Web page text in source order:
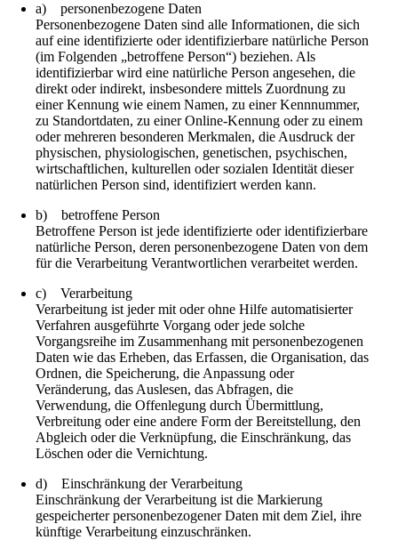
a) personenbezogene Daten
Personenbezogene Daten sind alle Informationen, die sich
auf eine identifizierte oder identifizierbare natürliche Person
(im Folgenden „betroffene Person“) beziehen. Als
identifizierbar wird eine natürliche Person angesehen, die
direkt oder indirekt, insbesondere mittels Zuordnung zu
einer Kennung wie einem Namen, zu einer Kennnummer,
zu Standortdaten, zu einer Online-Kennung oder zu einem
oder mehreren besonderen Merkmalen, die Ausdruck der
physischen, physiologischen, genetischen, psychischen,
wirtschaftlichen, kulturellen oder sozialen Identität dieser
natürlichen Person sind, identifiziert werden kann.
b) betroffene Person
Betroffene Person ist jede identifizierte oder identifizierbare
natürliche Person, deren personenbezogene Daten von dem
für die Verarbeitung Verantwortlichen verarbeitet werden.
c) Verarbeitung
Verarbeitung ist jeder mit oder ohne Hilfe automatisierter
Verfahren ausgeführte Vorgang oder jede solche
Vorgangsreihe im Zusammenhang mit personenbezogenen
Daten wie das Erheben, das Erfassen, die Organisation, das
Ordnen, die Speicherung, die Anpassung oder
Veränderung, das Auslesen, das Abfragen, die
Verwendung, die Offenlegung durch Übermittlung,
Verbreitung oder eine andere Form der Bereitstellung, den
Abgleich oder die Verknüpfung, die Einschränkung, das
Löschen oder die Vernichtung.
d) Einschränkung der Verarbeitung
Einschränkung der Verarbeitung ist die Markierung
gespeicherter personenbezogener Daten mit dem Ziel, ihre
künftige Verarbeitung einzuschränken.